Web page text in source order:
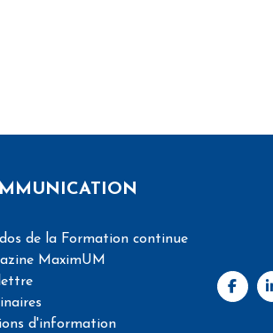
de la Formation continue
MaximUM
d'information